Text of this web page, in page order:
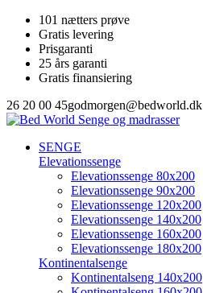
101 nætters prøve
Gratis levering
Prisgaranti
25 års garanti
Gratis finansiering
26 20 00 45godmorgen@bedworld.dk
SENGE
Elevationssenge
Elevationssenge 80x200
Elevationssenge 90x200
Elevationssenge 120x200
Elevationssenge 140x200
Elevationssenge 160x200
Elevationssenge 180x200
Kontinentalsenge
Kontinentalseng 140x200